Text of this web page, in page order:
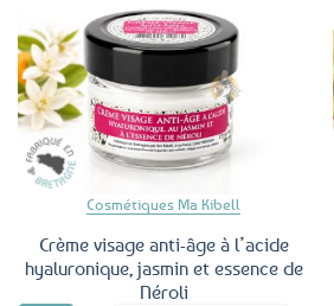
Cosmétiques Ma Kibell
Crème visage anti-âge à l’acide
hyaluronique, jasmin et essence de
Néroli